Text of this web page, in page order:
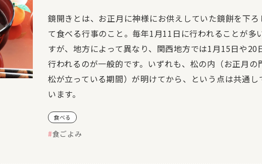
鏡開きとは、お正月に神様にお供えしていた鏡餅を下ろ
て食べる行事のこと。毎年1月11日に行われることが多
すが、地方によって異なり、関西地方では1月15日や20
行われるのが一般的です。いずれも、松の内（お正月の
松が立っている期間）が明けてから、という点は共通し
います。
食べる
食ごよみ